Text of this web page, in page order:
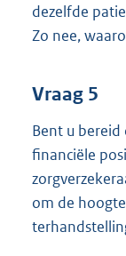
dezelfde
Zo nee,
Vraag 5
Bent u
financiële
om de